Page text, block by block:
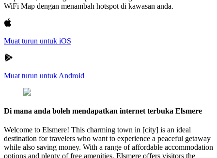
WiFi Map dengan menambah hotspot di kawasan anda.
Muat turun untuk iOS
Muat turun untuk Android
Di mana anda boleh mendapatkan internet terbuka Elsmere
Welcome to Elsmere! This charming town in [city] is an ideal
destination for travelers who want to experience a peaceful getaway
while also saving money. With a range of affordable accommodation
options and plenty of free amenities, Elsmere offers visitors the